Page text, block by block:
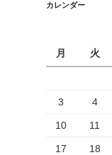
カレンダー
月
火
3 4
10 11
17 18